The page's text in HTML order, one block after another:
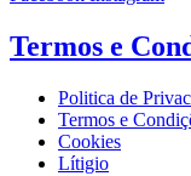
Termos e
Politica de
Termos e
Cookies
Lítigio